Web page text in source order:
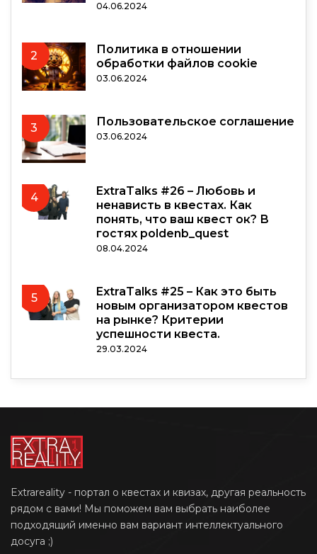
04.06.2024
2
Политика в отношении
обработки файлов cookie
03.06.2024
3 Пользовательское соглашение
03.06.2024
4
ExtraTalks #26 – Любовь и
ненависть в квестах. Как
понять, что ваш квест ок? В
гостях poldenb_quest
08.04.2024
5
ExtraTalks #25 – Как это быть
новым организатором квестов
на рынке? Критерии
успешности квеста.
29.03.2024
Extrareality - портал о квестах и квизах, другая реальность
рядом с вами! Мы поможем вам выбрать наиболее
подходящий именно вам вариант интеллектуального
досуга ;)